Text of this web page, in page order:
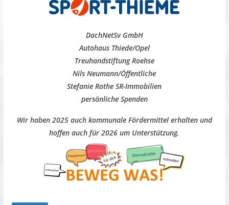
DachNetSv GmbH
Autohaus Thiede/Opel
Treuhandstiftung Roehse
Nils Neumann/Öffentliche
Stefanie Rothe SR-Immobilien
persönliche Spenden
Wir haben 2025 auch kommunale Fördermittel erhalten und
hoffen auch für 2026 um Unterstützung.